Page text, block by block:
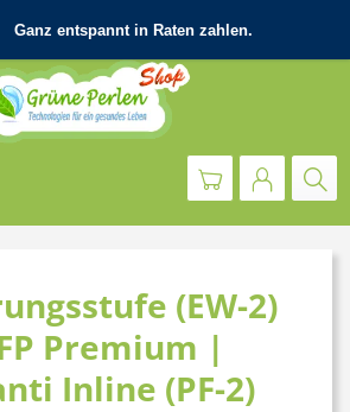
(EW-2)
Premium |
Inline (PF-2)